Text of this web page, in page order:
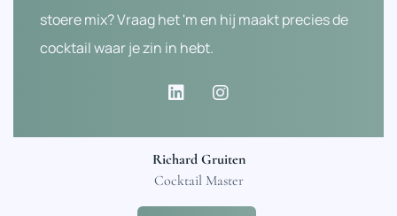
stoere mix? Vraag het 'm en hij maakt precies de
cocktail waar je zin in hebt.
Richard Gruiten
Cocktail Master